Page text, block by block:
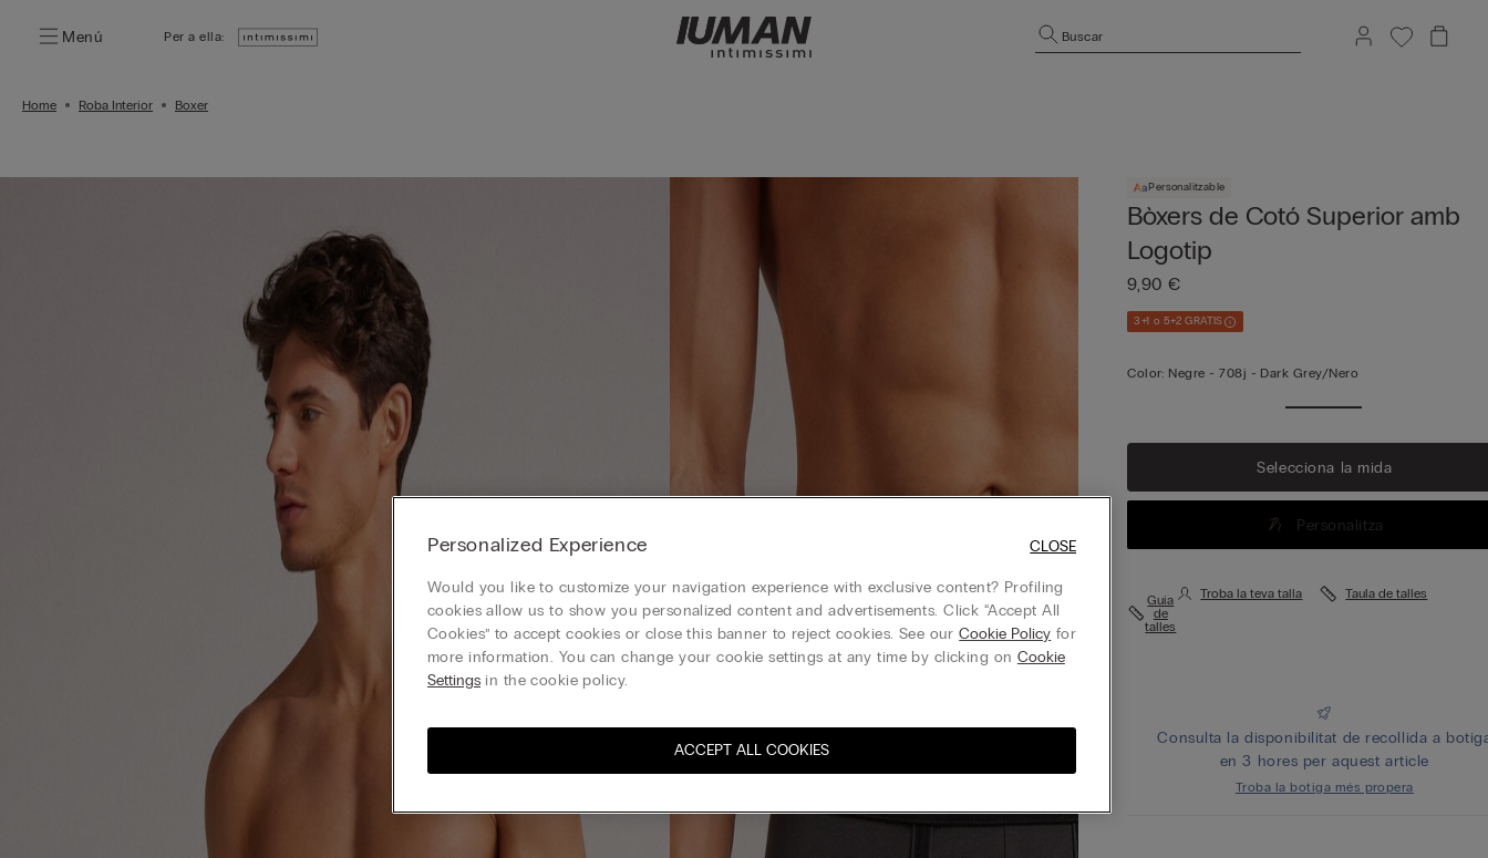
Menú Per a ella: Buscar
Home Roba Interior Boxer
Personalitzable
Bòxers de Cotó Superior amb
Logotip
9,90 €
3+1 o 5+2 GRATIS
Color: Negre -708j - Dark Grey/nero
Selecciona la mida
Personalitza
Guia
de
talles
Troba la teva talla Taula de talles
Consulta la disponibilitat de recollida a
en 3 hores per aquest article
Troba la botiga més propera
Personalized Experience
Would you like to customize your navigation experience with exclusive content? Profiling
cookies allow us to show you personalized content and advertisements. Click “Accept All
Cookies” to accept cookies or close this banner to reject cookies. See ourCookie Policy for
more information. You can change your cookie settings at any time by clicking on Cookie
Settings in the cookie policy.
ACCEPT ALL COOKIES
CLOSE